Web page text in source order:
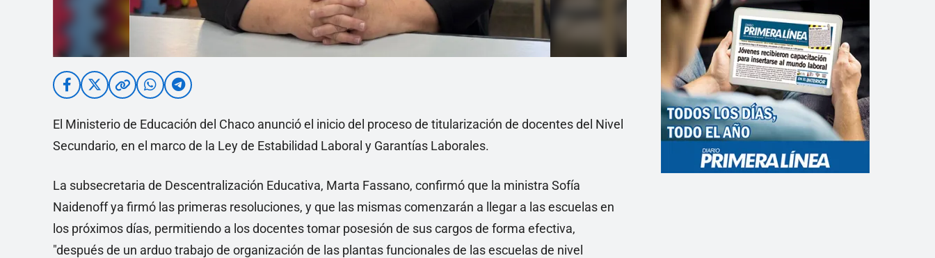
El Ministerio de Educación del Chaco anunció el inicio del proceso de titularización de docentes del Nivel
Secundario, en el marco de la Ley de Estabilidad Laboral y Garantías Laborales.
La subsecretaria de Descentralización Educativa, Marta Fassano, confirmó que la ministra Sofía
Naidenoff ya firmó las primeras resoluciones, y que las mismas comenzarán a llegar a las escuelas en
los próximos días, permitiendo a los docentes tomar posesión de sus cargos de forma efectiva,
"después de un arduo trabajo de organización de las plantas funcionales de las escuelas de nivel